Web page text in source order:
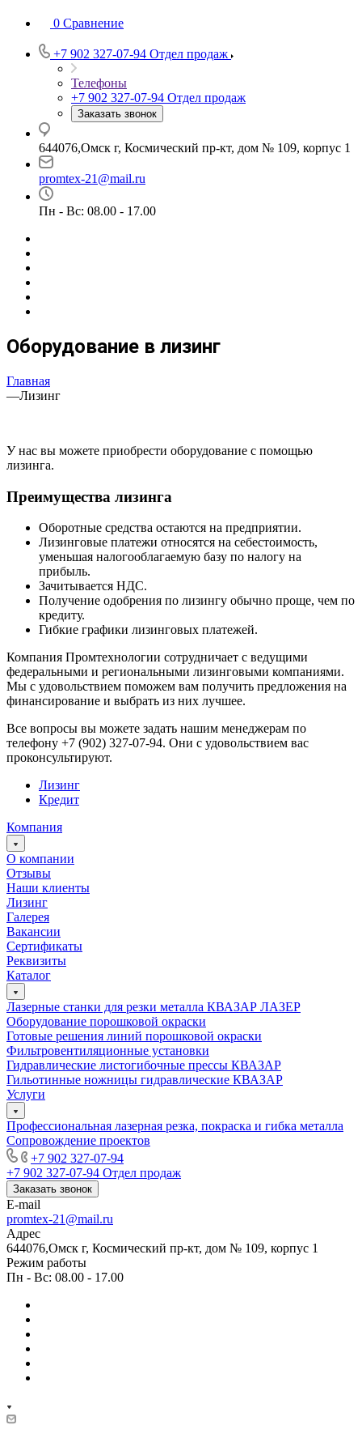
0 Сравнение
+7 902 327-07-94 Отдел продаж
Телефоны
+7 902 327-07-94 Отдел продаж
Заказать звонок
644076,Омск г, Космический пр-кт, дом № 109, корпус 1
promtex-21@mail.ru
Пн - Вс: 08.00 - 17.00
Оборудование в лизинг
Главная
—Лизинг
У нас вы можете приобрести оборудование с помощью
лизинга.
Преимущества лизинга
Оборотные средства остаются на предприятии.
Лизинговые платежи относятся на себестоимость,
уменьшая налогооблагаемую базу по налогу на
прибыль.
Зачитывается НДС.
Получение одобрения по лизингу обычно проще, чем по
кредиту.
Гибкие графики лизинговых платежей.
Компания Промтехнологии сотрудничает с ведущими
федеральными и региональными лизинговыми компаниями.
Мы с удовольствием поможем вам получить предложения на
финансирование и выбрать из них лучшее.
Все вопросы вы можете задать нашим менеджерам по
телефону +7 (902) 327-07-94. Они с удовольствием вас
проконсультируют.
Лизинг
Кредит
Компания
О компании
Отзывы
Наши клиенты
Лизинг
Галерея
Вакансии
Сертификаты
Реквизиты
Каталог
Лазерные станки для резки металла КВАЗАР ЛАЗЕР
Оборудование порошковой окраски
Готовые решения линий порошковой окраски
Фильтровентиляционные установки
Гидравлические листогибочные прессы КВАЗАР
Гильотинные ножницы гидравлические КВАЗАР
Услуги
Профессиональная лазерная резка, покраска и гибка металла
Сопровождение проектов
+7 902 327-07-94
+7 902 327-07-94 Отдел продаж
Заказать звонок
E-mail
promtex-21@mail.ru
Адрес
644076,Омск г, Космический пр-кт, дом № 109, корпус 1
Режим работы
Пн - Вс: 08.00 - 17.00